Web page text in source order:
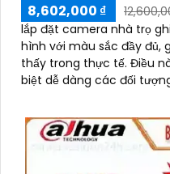
8,602,000 ₫
lắp đặt camera nhà trọ
hình với màu sắc đầy đủ,
thấy trong thực tế. Điều này giúp bạn nhận biết và phân
biệt dễ dàng các đối